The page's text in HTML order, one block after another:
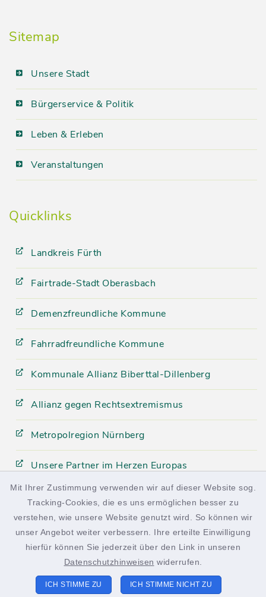
Mit Ihrer Zustimmung verwenden wir auf dieser Website sog.
Tracking-Cookies, die es uns ermöglichen besser zu
verstehen, wie unsere Website genutzt wird. So können wir
unser Angebot weiter verbessern. Ihre erteilte Einwilligung
hierfür können Sie jederzeit über den Link in unseren
Datenschutzhinweisen widerrufen.
ICH STIMME ZU ICH STIMME NICHT ZU
Sitemap
Unsere Stadt
Bürgerservice & Politik
Leben & Erleben
Veranstaltungen
Quicklinks
Landkreis Fürth
Fairtrade-Stadt Oberasbach
Demenzfreundliche Kommune
Fahrradfreundliche Kommune
Kommunale Allianz Biberttal-Dillenberg
Allianz gegen Rechtsextremismus
Metropolregion Nürnberg
Unsere Partner im Herzen Europas
facebook
instagram
Kontakt